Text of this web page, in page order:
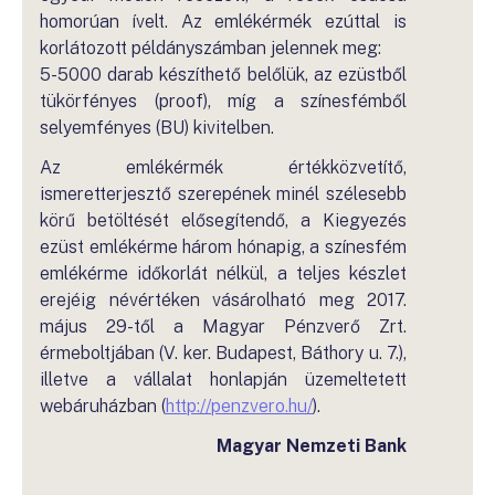
homorúan ívelt. Az emlékérmék ezúttal is
korlátozott példányszámban jelennek meg:
5-5000 darab készíthető belőlük, az ezüstből
tükörfényes (proof), míg a színesfémből
selyemfényes (BU) kivitelben.
Az emlékérmék értékközvetítő,
ismeretterjesztő szerepének minél szélesebb
körű betöltését elősegítendő, a Kiegyezés
ezüst emlékérme három hónapig, a színesfém
emlékérme időkorlát nélkül, a teljes készlet
erejéig névértéken vásárolható meg 2017.
május 29-től a Magyar Pénzverő Zrt.
érmeboltjában (V. ker. Budapest, Báthory u. 7.),
illetve a vállalat honlapján üzemeltetett
webáruházban (http://penzvero.hu/).
Magyar Nemzeti Bank